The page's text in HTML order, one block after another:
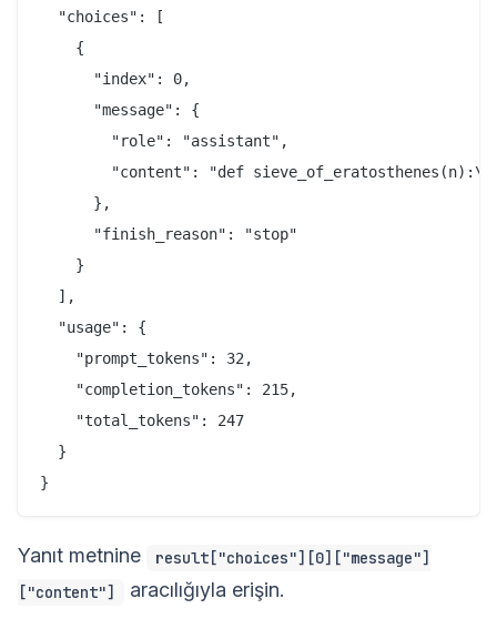
  "choices": [
    {
      "index": 0,
      "message": {
        "role": "assistant",
"content": "def sieve_of_eratosthenes(n):\n
      },
      "finish_reason": "stop"
    }
  ],
  "usage": {
    "prompt_tokens": 32,
    "completion_tokens": 215,
    "total_tokens": 247
  }
Yanıt metnine
result["choices"][0]["message"]
["content"]
aracılığıyla erişin.